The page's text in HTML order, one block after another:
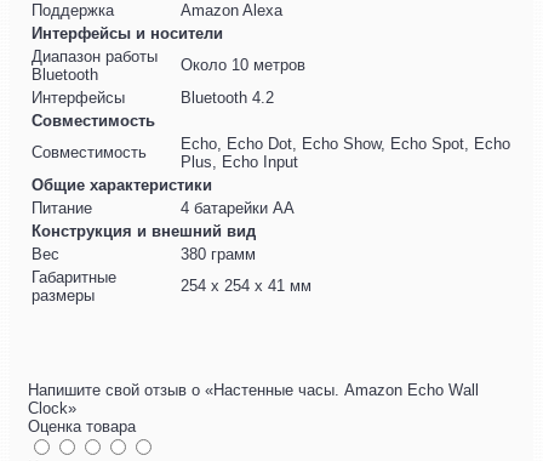
Поддержка
Amazon Alexa
Интерфейсы и носители
Диапазон работы
Bluetooth
Около 10 метров
Интерфейсы
Bluetooth 4.2
Совместимость
Совместимость
Echo, Echo Dot, Echo Show, Echo Spot, Echo
Plus, Echo Input
Общие характеристики
Питание
4 батарейки АА
Конструкция и внешний вид
Вес
380 грамм
Габаритные
размеры
254 x 254 x 41 мм
Напишите свой отзыв о «Настенные часы. Amazon Echo Wall
Clock»
Оценка товара